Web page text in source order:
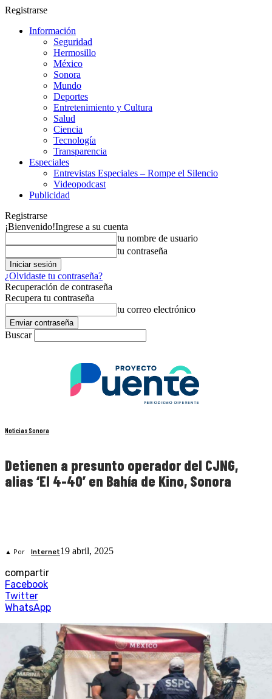
Registrarse
Información
Seguridad
Hermosillo
México
Sonora
Mundo
Deportes
Entretenimiento y Cultura
Salud
Ciencia
Tecnología
Transparencia
Especiales
Entrevistas Especiales – Rompe el Silencio
Videopodcast
Publicidad
Registrarse
¡Bienvenido!Ingrese a su cuenta
tu nombre de usuario
tu contraseña
¿Olvidaste tu contraseña?
Recuperación de contraseña
Recupera tu contraseña
tu correo electrónico
Buscar
Noticias Sonora
Detienen a presunto operador del CJNG,
alias ‘El 4-40’ en Bahía de Kino, Sonora
▲ Por Internet19 abril, 2025
compartir
Facebook
Twitter
WhatsApp